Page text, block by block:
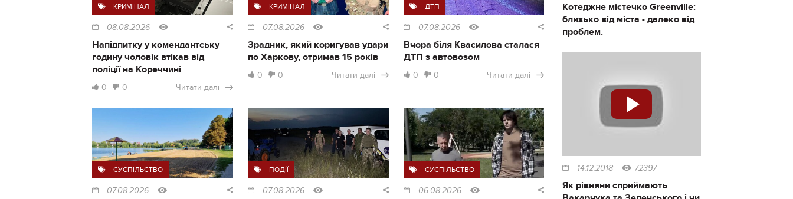
КРИМІНАЛ
08.08.2026
Напідпитку у комендантську
годину чоловік втікав від
поліції на Кореччині
0 0 Читати далі
КРИМІНАЛ
07.08.2026
Зрадник, який коригував удари
по Харкову, отримав 15 років
0 0 Читати далі
ДТП
07.08.2026
Вчора біля Квасилова сталася
ДТП з автовозом
0 0 Читати далі
СУСПІЛЬСТВО
07.08.2026
ПОДІЇ
07.08.2026
СУСПІЛЬСТВО
06.08.2026
Котеджне містечко Greenville:
близько від міста - далеко від
проблем.
14.12.2018 72397
Як рівняни сприймають